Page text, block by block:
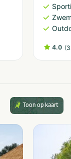
4.0 (
Toon op kaart